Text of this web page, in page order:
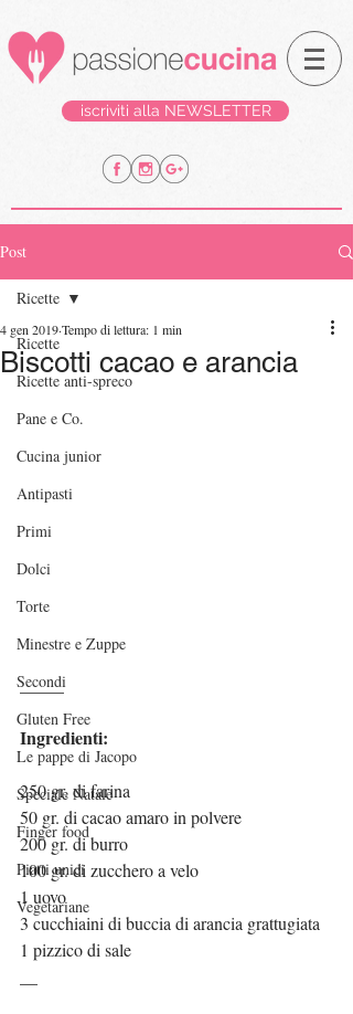
iscriviti alla NEWSLETTER
Post
Ricette
Ricette anti-spreco
Pane e Co.
Cucina junior
Antipasti
Primi
Dolci
Torte
Minestre e Zuppe
Secondi
Gluten Free
Le pappe di Jacopo
Speciale Natale
Finger food
Piatti unici
Vegetariane
Ricette
Biscotti cacao e arancia
4 gen 2019Tempo di lettura: 1 min
_____
Ingredienti:
250 gr. di farina
50 gr. di cacao amaro in polvere
200 gr. di burro
100 gr. di zucchero a velo
1 uovo
3 cucchiaini di buccia di arancia grattugiata
1 pizzico di sale